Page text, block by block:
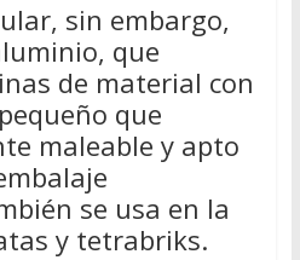
sin embargo,
que
de material con
que
maleable y apto
se usa en la
y tetrabriks.